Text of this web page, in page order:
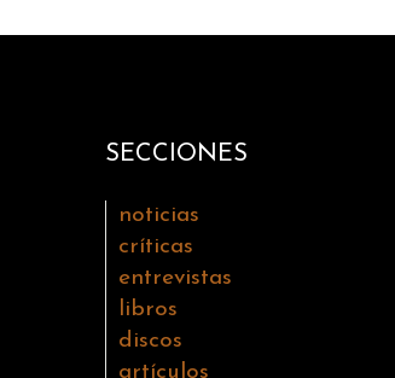
SECCIONES
noticias
críticas
entrevistas
libros
discos
artículos